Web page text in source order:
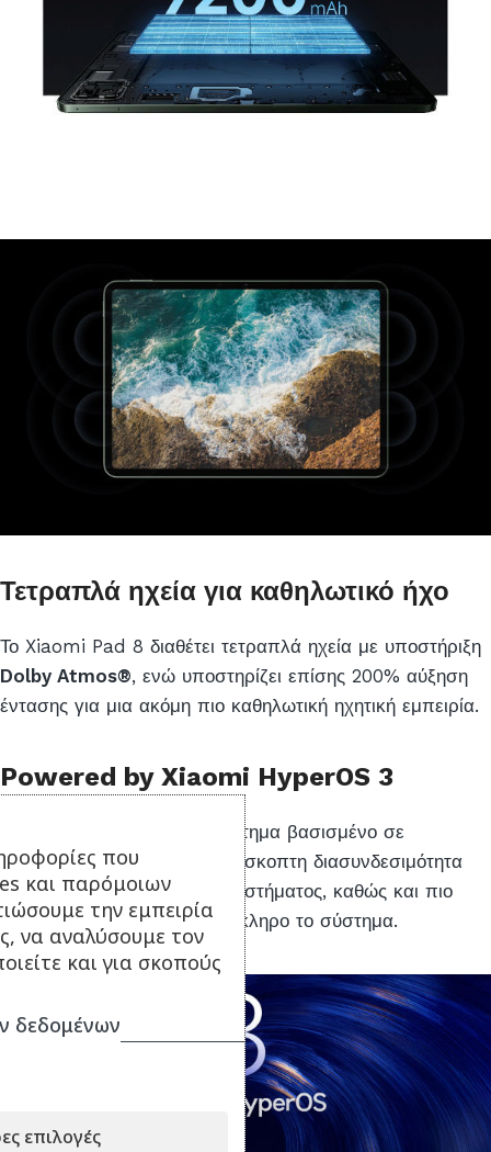
Τετραπλά ηχεία για καθηλωτικό ήχο
Το Xiaomi Pad 8 διαθέτει τετραπλά ηχεία με υποστήριξη
Dolby Atmos®, ενώ υποστηρίζει επίσης 200% αύξηση
έντασης για μια ακόμη πιο καθηλωτική ηχητική εμπειρία.
Powered by Xiaomi HyperOS 3
Ένα ισχυρό λειτουργικό σύστημα βασισμένο σε
διαισθητικό σχεδιασμό, απρόσκοπτη διασυνδεσιμότητα
μεταξύ συσκευών και οικοσυστήματος, καθώς και πιο
έξυπνες δυνατότητες σε ολόκληρο το σύστημα.
που
και παρόμοιων
την εμπειρία
να αναλύσουμε τον
και για σκοπούς
δεδομένων
επιλογές